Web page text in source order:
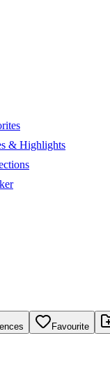
& Highlights
Favourite